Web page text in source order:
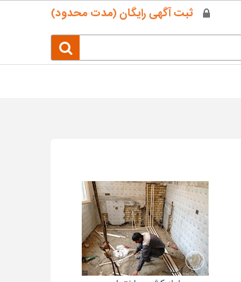
ثبت آگهی رایگان (مدت محدود)